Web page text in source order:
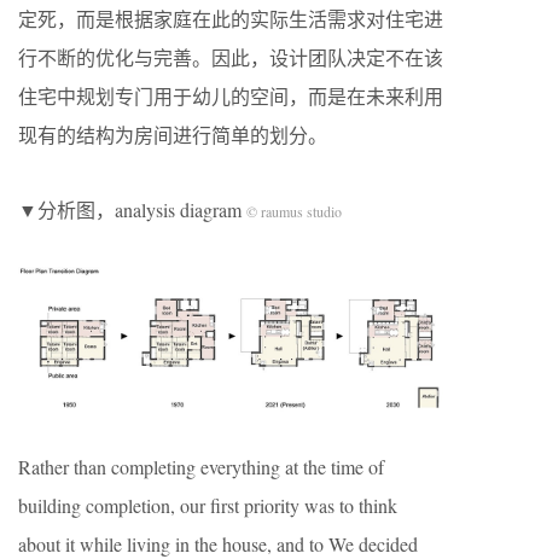
定死，而是根据家庭在此的实际生活需求对住宅进
行不断的优化与完善。因此，设计团队决定不在该
住宅中规划专门用于幼儿的空间，而是在未来利用
现有的结构为房间进行简单的划分。
▼分析图，analysis diagram © raumus studio
Rather than completing everything at the time of
building completion, our first priority was to think
about it while living in the house, and to We decided